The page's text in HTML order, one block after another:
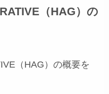
（HAG）の
（HAG）の概要を